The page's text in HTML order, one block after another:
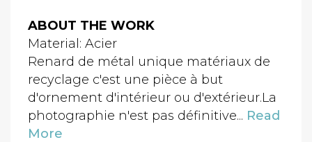
ABOUT THE WORK
Material: Acier
Renard de métal unique matériaux de
recyclage c'est une pièce à but
d'ornement d'intérieur ou d'extérieur.La
photographie n'est pas définitive... Read
More